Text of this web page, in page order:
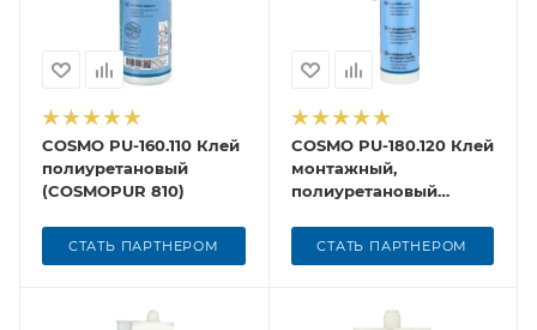
COSMO PU-160.110 Клей
полиуретановый
(COSMOPUR 810)
СТАТЬ ПАРТНЕРОМ
COSMO PU-180.120 Клей
монтажный,
полиуретановый
СТАТЬ ПАРТНЕРОМ